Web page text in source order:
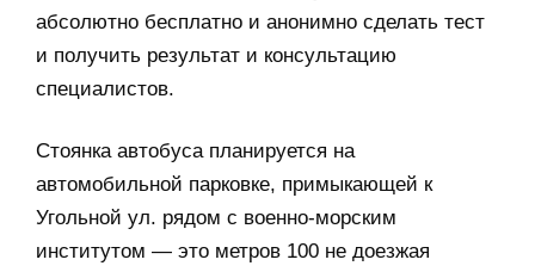
абсолютно бесплатно и анонимно сделать тест
и получить результат и консультацию
специалистов.
Стоянка автобуса планируется на
автомобильной парковке, примыкающей к
Угольной ул. рядом с военно-морским
институтом — это метров 100 не доезжая